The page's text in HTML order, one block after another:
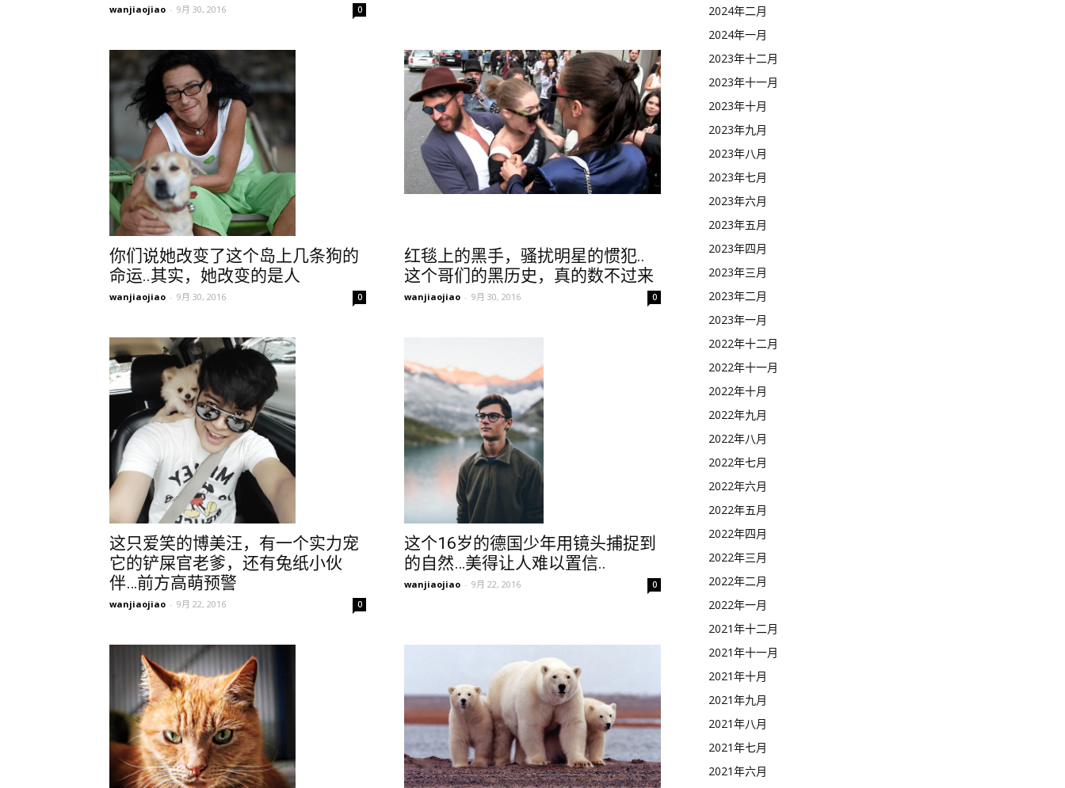
wanjiaojiao - 9月 30, 2016 0
你们说她改变了这个岛上几条狗的
命运..其实，她改变的是人
wanjiaojiao - 9月 30, 2016 0
红毯上的黑手，骚扰明星的惯犯..
这个哥们的黑历史，真的数不过来
wanjiaojiao - 9月 30, 2016 0
这只爱笑的博美汪，有一个实力宠
它的铲屎官老爹，还有兔纸小伙
伴…前方高萌预警
wanjiaojiao - 9月 22, 2016 0
这个16岁的德国少年用镜头捕捉到
的自然…美得让人难以置信..
wanjiaojiao - 9月 22, 2016 0
2024年二月
2024年一月
2023年十二月
2023年十一月
2023年十月
2023年九月
2023年八月
2023年七月
2023年六月
2023年五月
2023年四月
2023年三月
2023年二月
2023年一月
2022年十二月
2022年十一月
2022年十月
2022年九月
2022年八月
2022年七月
2022年六月
2022年五月
2022年四月
2022年三月
2022年二月
2022年一月
2021年十二月
2021年十一月
2021年十月
2021年九月
2021年八月
2021年七月
2021年六月